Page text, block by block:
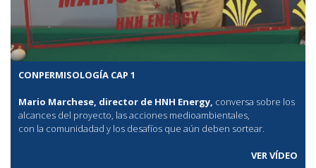
CONPERMISOLOGÍA CAP 1
Mario Marchese, director de HNH Energy, conversa sobre los
alcances del proyecto, las acciones medioambientales,
con la comunidadad y los desafíos que aún deben sortear.
VER VÍDEO